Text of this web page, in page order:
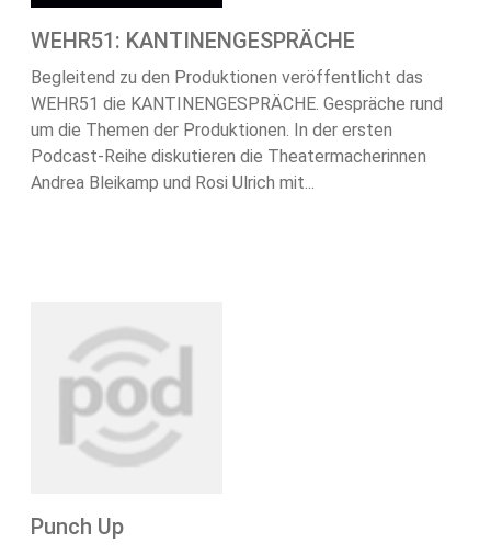
WEHR51: KANTINENGESPRÄCHE
Begleitend zu den Produktionen veröffentlicht das
WEHR51 die KANTINENGESPRÄCHE. Gespräche rund
um die Themen der Produktionen. In der ersten
Podcast-Reihe diskutieren die Theatermacherinnen
Andrea Bleikamp und Rosi Ulrich mit...
Punch Up